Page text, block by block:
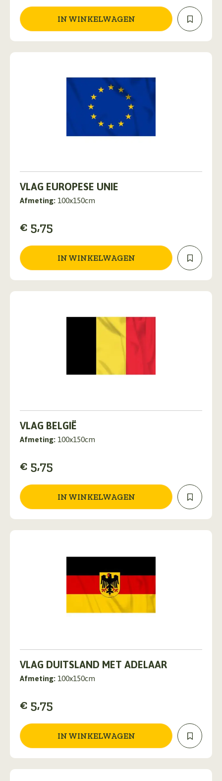
IN WINKELWAGEN
VLAG EUROPESE UNIE
Afmeting: 100x150cm
€ 5,75
IN WINKELWAGEN
VLAG BELGIË
Afmeting: 100x150cm
€ 5,75
IN WINKELWAGEN
VLAG DUITSLAND MET ADELAAR
Afmeting: 100x150cm
€ 5,75
IN WINKELWAGEN